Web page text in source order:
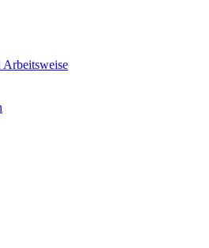
Arbeitsweise